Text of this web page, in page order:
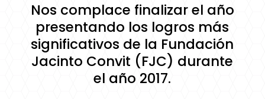
Nos complace finalizar el año
presentando los logros más
significativos de la Fundación
Jacinto Convit (FJC) durante
el año 2017.